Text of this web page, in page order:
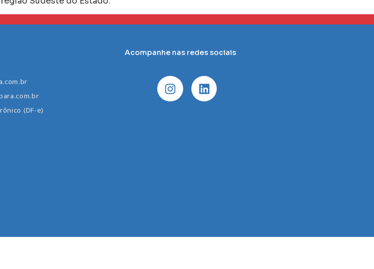
(DF-e)
Acompanhe nas redes sociais